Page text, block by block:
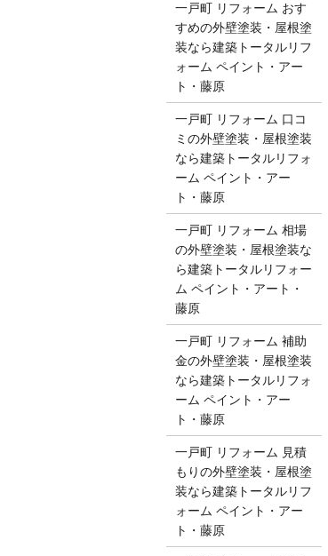
一戸町 リフォーム おす
すめの外壁塗装・屋根塗
装なら建築トータルリフ
ォーム ペイント・アー
ト・藤原
一戸町 リフォーム 口コ
ミの外壁塗装・屋根塗装
なら建築トータルリフォ
ーム ペイント・アー
ト・藤原
一戸町 リフォーム 相場
の外壁塗装・屋根塗装な
ら建築トータルリフォー
ム ペイント・アート・
藤原
一戸町 リフォーム 補助
金の外壁塗装・屋根塗装
なら建築トータルリフォ
ーム ペイント・アー
ト・藤原
一戸町 リフォーム 見積
もりの外壁塗装・屋根塗
装なら建築トータルリフ
ォーム ペイント・アー
ト・藤原